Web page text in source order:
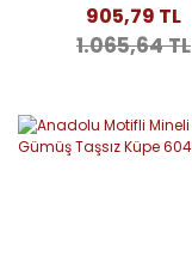
905,79 TL
1.065,64 TL